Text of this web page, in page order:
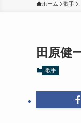
ホーム 歌手
田原健
歌手